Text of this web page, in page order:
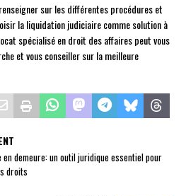
sur les différentes procédures et
la liquidation judiciaire comme solution à
spécialisé en droit des affaires peut vous
et vous conseiller sur la meilleure
en demeure: un outil juridique essentiel pour
droits